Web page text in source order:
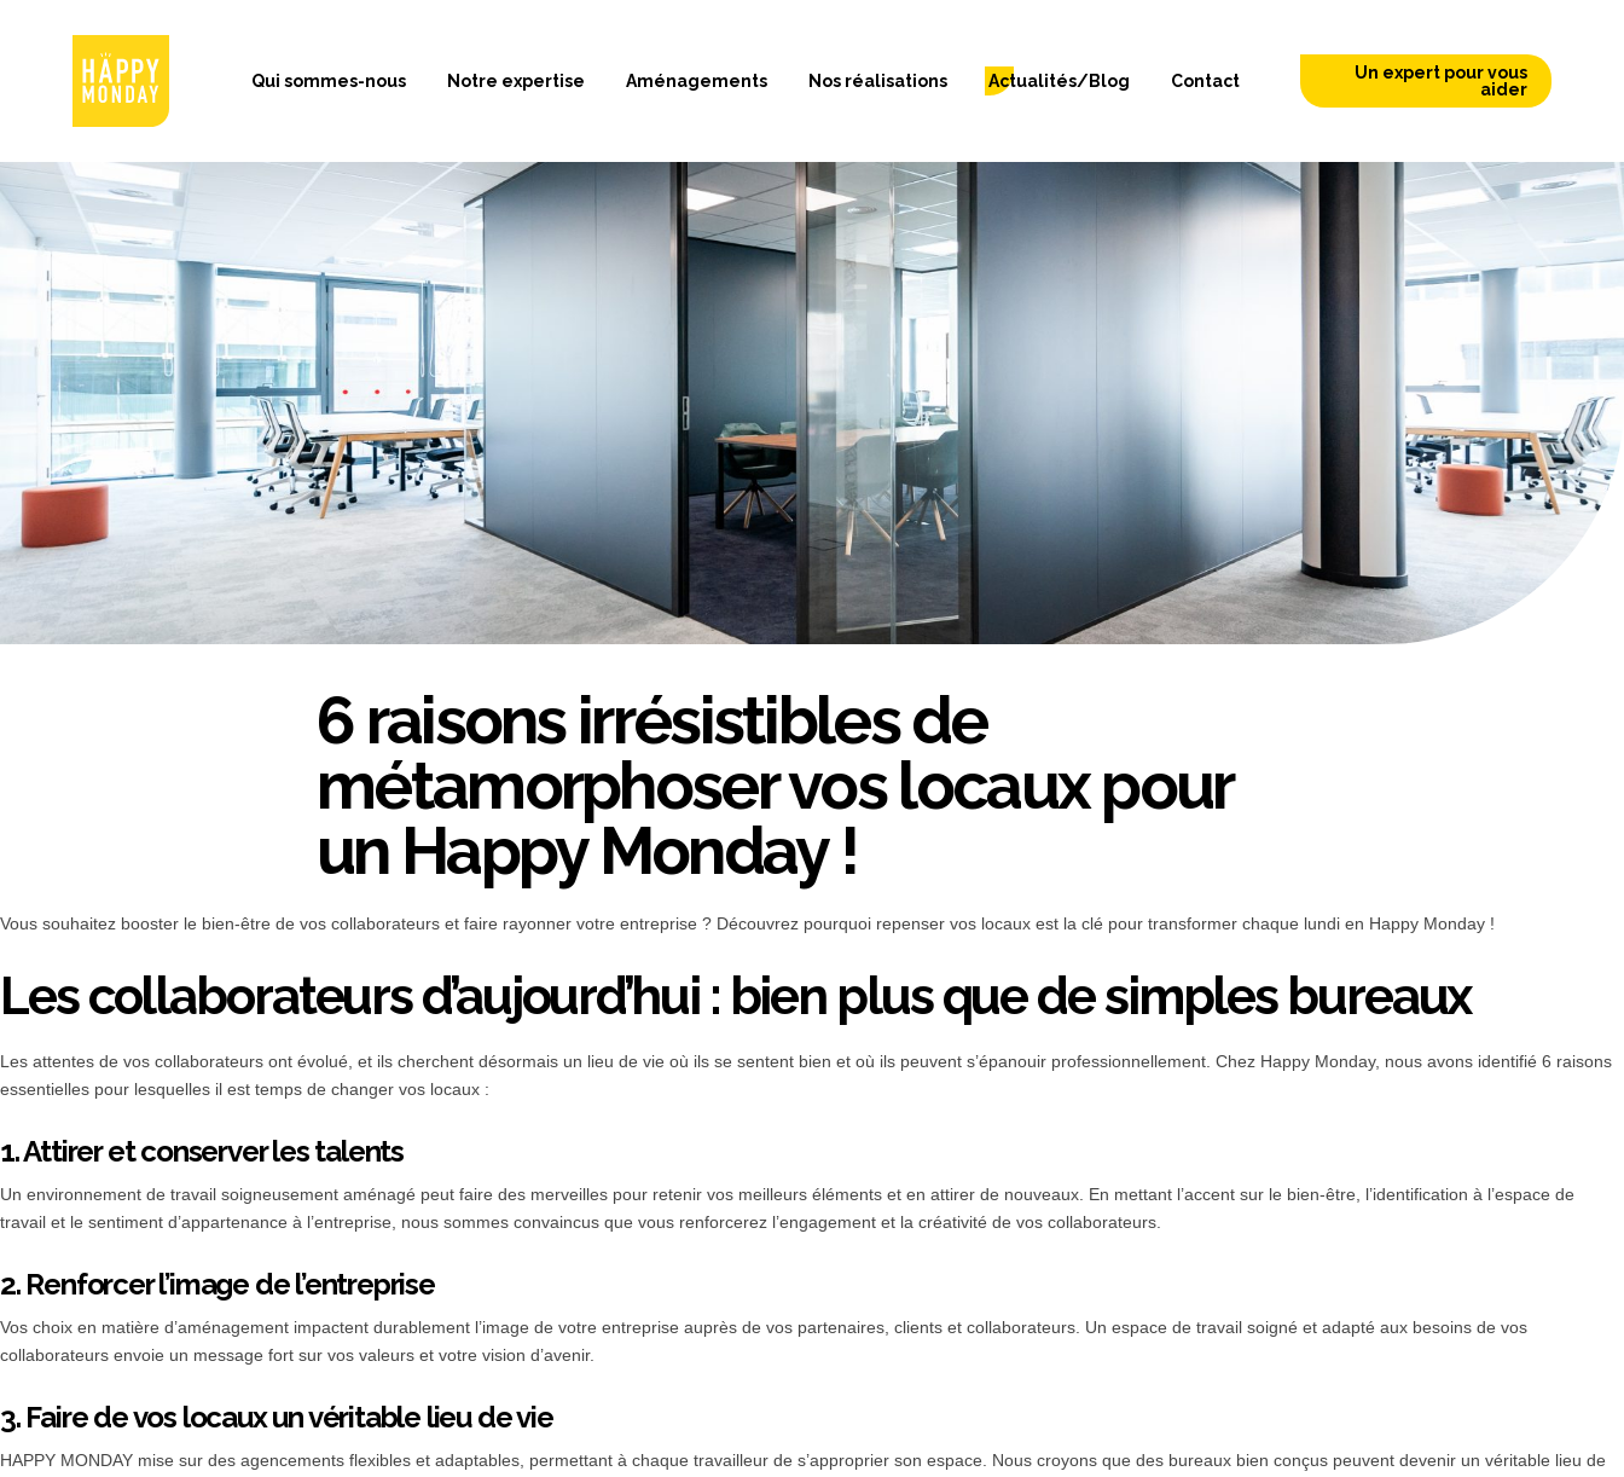
Qui sommes-nous Notre expertise Aménagements Nos réalisations Actualités/Blog Contact
Un expert pour vous
aider
6 raisons irrésistibles de
métamorphoser vos locaux pour
un Happy Monday !
Vous souhaitez booster le bien-être de vos collaborateurs et faire rayonner votre entreprise ? Découvrez pourquoi repenser vos locaux est la clé pour transformer chaque lundi en Happy Monday !
Les collaborateurs d’aujourd’hui : bien plus que de simples bureaux
Les attentes de vos collaborateurs ont évolué, et ils cherchent désormais un lieu de vie où ils se sentent bien et où ils peuvent s’épanouir professionnellement. Chez Happy Monday, nous avons identifié 6 raisons
essentielles pour lesquelles il est temps de changer vos locaux :
1. Attirer et conserver les talents
Un environnement de travail soigneusement aménagé peut faire des merveilles pour retenir vos meilleurs éléments et en attirer de nouveaux. En mettant l’accent sur le bien-être, l’identification à l’espace de
travail et le sentiment d’appartenance à l’entreprise, nous sommes convaincus que vous renforcerez l’engagement et la créativité de vos collaborateurs.
2. Renforcer l’image de l’entreprise
Vos choix en matière d’aménagement impactent durablement l’image de votre entreprise auprès de vos partenaires, clients et collaborateurs. Un espace de travail soigné et adapté aux besoins de vos
collaborateurs envoie un message fort sur vos valeurs et votre vision d’avenir.
3. Faire de vos locaux un véritable lieu de vie
HAPPY MONDAY mise sur des agencements flexibles et adaptables, permettant à chaque travailleur de s’approprier son espace. Nous croyons que des bureaux bien conçus peuvent devenir un véritable lieu de